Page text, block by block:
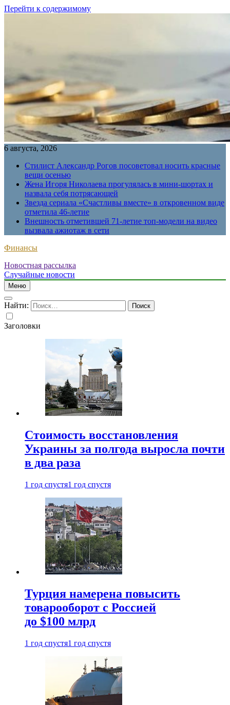
Перейти к содержимому
6 августа, 2026
Стилист Александр Рогов посоветовал носить красные
вещи осенью
Жена Игоря Николаева прогулялась в мини-шортах и
назвала себя потрясающей
Звезда сериала «Счастливы вместе» в откровенном виде
отметила 46-летие
Внешность отметившей 71-летие топ-модели на видео
вызвала ажиотаж в сети
Финансы
Новостная рассылка
Случайные новости
Меню
Найти:
Заголовки
Стоимость восстановления
Украины за полгода выросла почти
в два раза
1 год спустя1 год спустя
Турция намерена повысить
товарооборот с Россией
до $100 млрд
1 год спустя1 год спустя